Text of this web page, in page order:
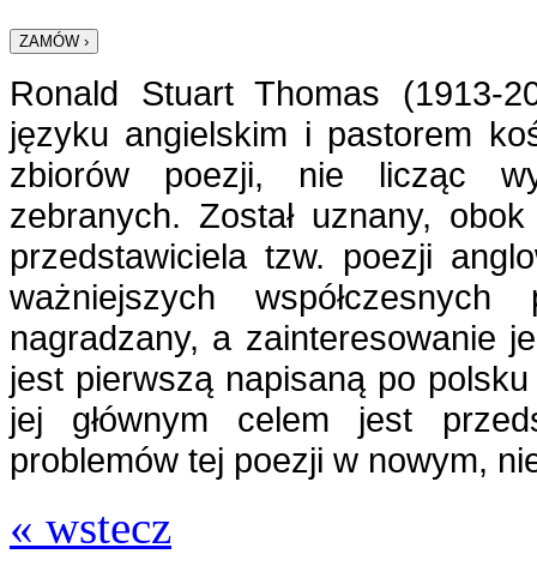
Ronald Stuart Thomas (1913-
języku angielskim i pastorem
zbiorów poezji, nie licząc
zebranych. Został uznany,
przedstawiciela tzw. poezji
ważniejszych
nagradzany, a zainteresowanie
jest pierwszą napisaną po
jej głównym celem jest
problemów tej poezji w nowym,
« wstecz